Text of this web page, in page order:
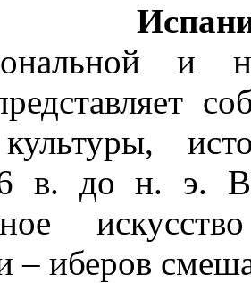
и
в. до н. э. В
– иберов